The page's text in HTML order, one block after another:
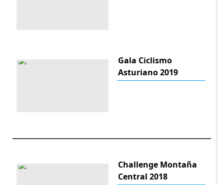
Gala Ciclismo
Asturiano 2019
Challenge Montaña
Central 2018